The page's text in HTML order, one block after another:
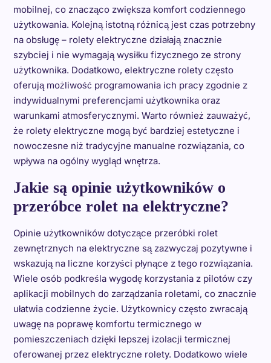
mobilnej, co znacząco zwiększa komfort codziennego
użytkowania. Kolejną istotną różnicą jest czas potrzebny
na obsługę – rolety elektryczne działają znacznie
szybciej i nie wymagają wysiłku fizycznego ze strony
użytkownika. Dodatkowo, elektryczne rolety często
oferują możliwość programowania ich pracy zgodnie z
indywidualnymi preferencjami użytkownika oraz
warunkami atmosferycznymi. Warto również zauważyć,
że rolety elektryczne mogą być bardziej estetyczne i
nowoczesne niż tradycyjne manualne rozwiązania, co
wpływa na ogólny wygląd wnętrza.
Jakie są opinie użytkowników o
przeróbce rolet na elektryczne?
Opinie użytkowników dotyczące przeróbki rolet
zewnętrznych na elektryczne są zazwyczaj pozytywne i
wskazują na liczne korzyści płynące z tego rozwiązania.
Wiele osób podkreśla wygodę korzystania z pilotów czy
aplikacji mobilnych do zarządzania roletami, co znacznie
ułatwia codzienne życie. Użytkownicy często zwracają
uwagę na poprawę komfortu termicznego w
pomieszczeniach dzięki lepszej izolacji termicznej
oferowanej przez elektryczne rolety. Dodatkowo wiele